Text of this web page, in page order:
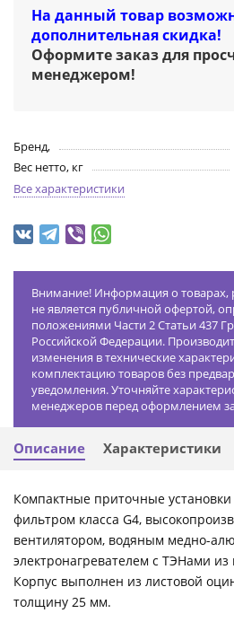
На данный товар
дополнительная скидка!
Оформите заказ для
менеджером!
Бренд,
Вес нетто, кг
Все характеристики
Внимание! Информация о товарах,
не является публичной офертой,
положениями Части 2 Статьи 437
Российской Федерации.
изменения в технические
комплектацию товаров без
уведомления. Уточняйте
менеджеров перед оформлением
Описание Характеристики
Компактные приточные
фильтром класса G4,
вентилятором, водяным медно-
электронагревателем с ТЭНами
Корпус выполнен из листовой
толщину 25 мм.